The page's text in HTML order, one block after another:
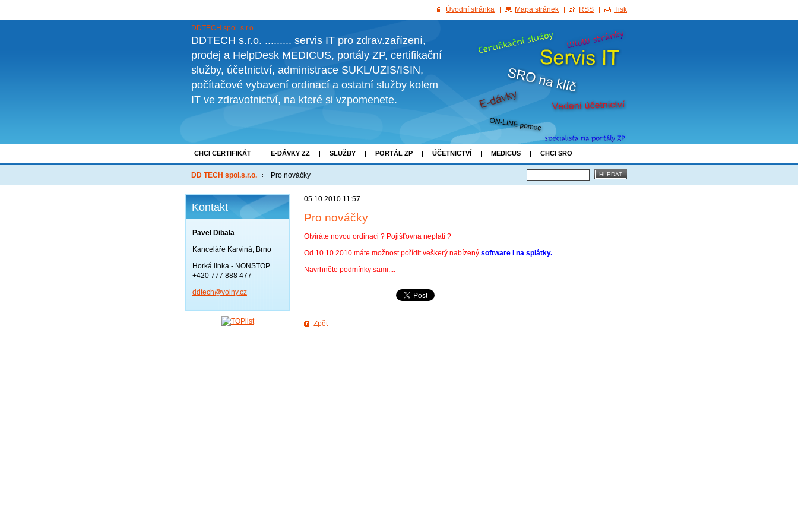
DDTECH spol. s r.o.
DDTECH s.r.o. ......... servis IT pro zdrav.zařízení,
prodej a HelpDesk MEDICUS, portály ZP, certifikační
služby, účetnictví, administrace SUKL/UZIS/ISIN,
počítačové vybavení ordinací a ostatní služby kolem
IT ve zdravotnictví, na které si vzpomenete.
CHCI CERTIFIKÁT E-DÁVKY ZZ SLUŽBY PORTÁL ZP ÚČETNICTVÍ MEDICUS CHCI SRO
NOVINKY O FIRMĚ KESTAZENI
DD TECH spol.s.r.o. Pro nováčky
05.10.2010 11:57
Pro nováčky
Otvíráte novou ordinaci ? Pojišťovna neplatí ?
Od 10.10.2010 máte možnost pořídit veškerý nabízený software i na splátky.
Navrhněte podmínky sami....
Zpět
Kontakt
Pavel Dibala
Kanceláře Karviná, Brno
Horká linka - NONSTOP
+420 777 888 477
ddtech@volny.cz
Úvodní stránka Mapa stránek RSS Tisk